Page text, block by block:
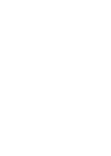
favoritos